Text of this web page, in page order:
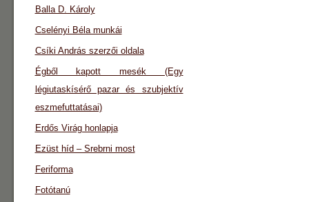
Balla D. Károly
Cselényi Béla munkái
Csíki András szerzői oldala
Égből kapott mesék (Egy
légiutaskísérő pazar és szubjektív
eszmefuttatásai)
Erdős Virág honlapja
Ezüst híd – Srebrni most
Feriforma
Fotótanú